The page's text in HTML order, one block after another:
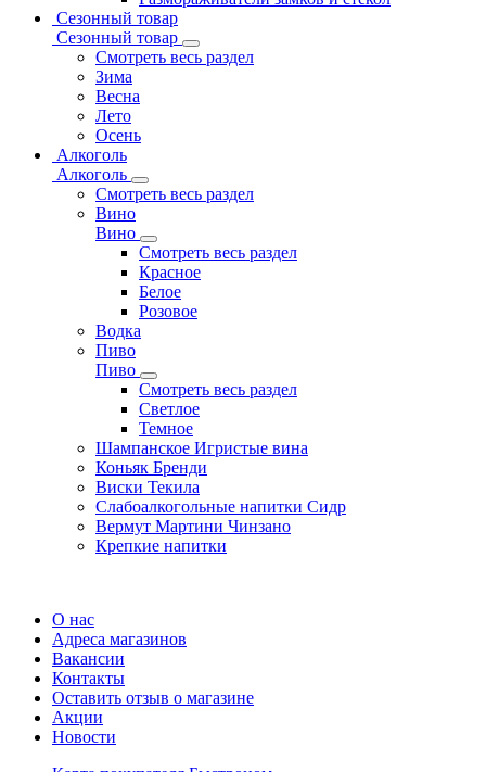
Сезонный товар
Сезонный товар
Смотреть весь раздел
Зима
Весна
Лето
Осень
Алкоголь
Алкоголь
Смотреть весь раздел
Вино
Вино
Смотреть весь раздел
Красное
Белое
Розовое
Водка
Пиво
Пиво
Смотреть весь раздел
Cветлое
Темное
Шампанское Игристые вина
Коньяк Бренди
Виски Текила
Слабоалкогольные напитки Сидр
Вермут Мартини Чинзано
Крепкие напитки
О нас
Адреса магазинов
Вакансии
Контакты
Оставить отзыв о магазине
Акции
Новости